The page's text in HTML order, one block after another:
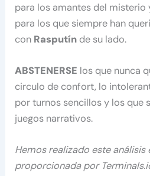
para los amantes del misterio
para los que siempre han
con Rasputín de su lado.
ABSTENERSE los que nunca
circulo de confort, lo
por turnos sencillos y los que
juegos narrativos.
Hemos realizado este análisis
proporcionada por